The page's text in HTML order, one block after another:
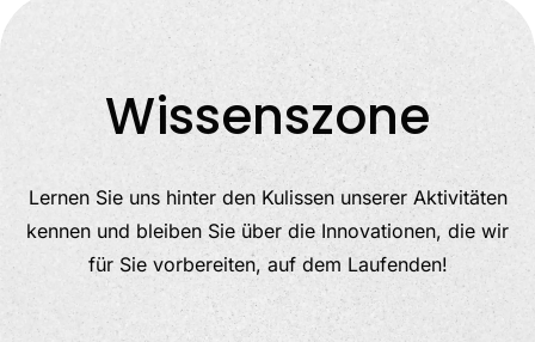
Wissenszone
Lernen Sie uns hinter den Kulissen unserer Aktivitäten
kennen und bleiben Sie über die Innovationen, die wir
für Sie vorbereiten, auf dem Laufenden!